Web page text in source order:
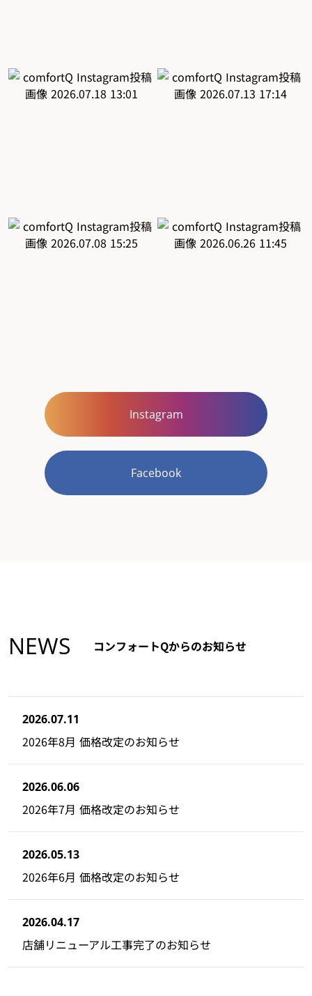
Instagram
Facebook
NEWS コンフォートQからのお知らせ
2026.07.11
2026年8月 価格改定のお知らせ
2026.06.06
2026年7月 価格改定のお知らせ
2026.05.13
2026年6月 価格改定のお知らせ
2026.04.17
店舗リニューアル工事完了のお知らせ